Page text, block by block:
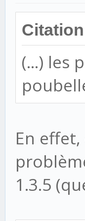
(...) les
En
1.3.5